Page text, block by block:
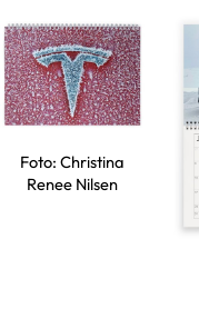
Foto: Christina
Renee Nilsen